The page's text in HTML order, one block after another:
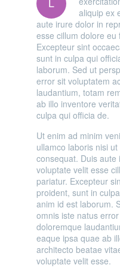
aliquip ex
aute irure dolor in
esse cillum dolore eu
Excepteur sint
sunt in culpa qui
laborum. Sed ut
error sit voluptatem
laudantium, totam
ab illo inventore
culpa qui officia de.
Ut enim ad minim
ullamco laboris nisi
consequat. Duis
voluptate velit esse
pariatur. Excepteur
proident, sunt in
anim id est laborum.
omnis iste natus
doloremque
eaque ipsa quae ab
architecto beatae
voluptate velit esse.